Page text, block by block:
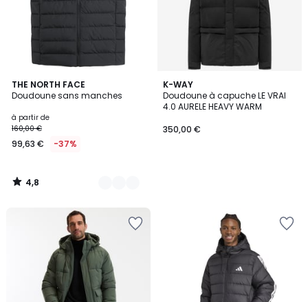
THE NORTH FACE
Doudoune sans manches
à partir de
160,00 €
99,63 € -37%
4,8
/ 5
2
Couleurs
4,8
/
K-WAY
Doudoune à capuche LE VRAI
4.0 AURELE HEAVY WARM
350,00 €